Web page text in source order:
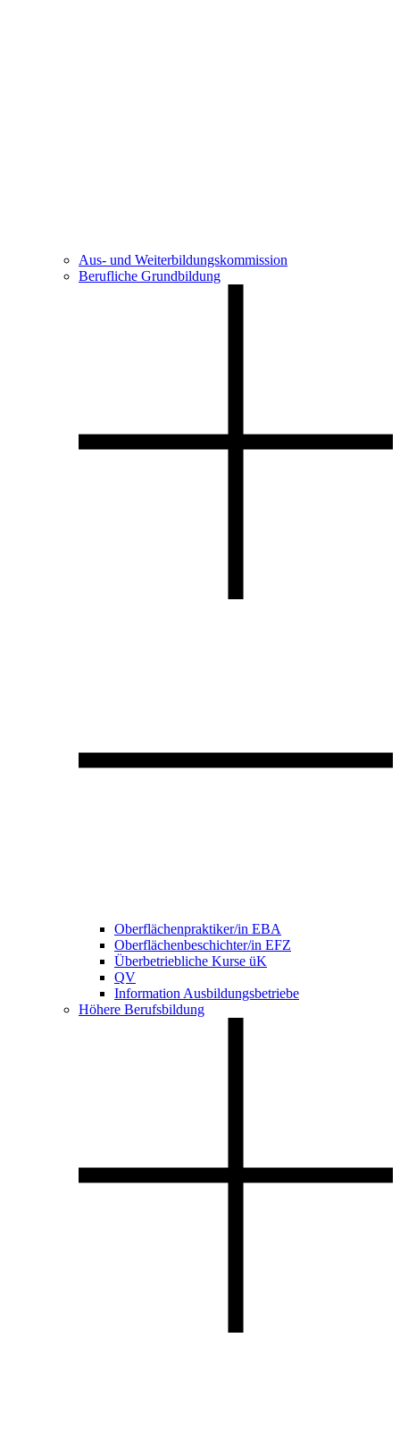
Aus- und Weiterbildungskommission
Berufliche Grundbildung
Oberflächenpraktiker/in EBA
Oberflächenbeschichter/in EFZ
Überbetriebliche Kurse üK
QV
Information Ausbildungsbetriebe
Höhere Berufsbildung